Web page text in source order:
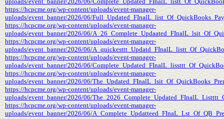
https://hcpcme.org/wp-content/uploads/event-manager-
uploads/event_banner/2026/06/
https://hcpcme.org/wp-content/uploads/event-manager-
uploads/event_banner/2026/06/
https://hcpcme.org/wp-content/uploads/event-manager-
uploads/event_banner/2026/06/
https://hcpcme.org/wp-content/uploads/event-manager-
uploads/event_banner/2026/06/
https://hcpcme.org/wp-content/uploads/event-manager-
uploads/event_banner/2026/06/
https://hcpcme.org/wp-content/uploads/event-manager-
uploads/event_banner/2026/06/
https://hcpcme.org/wp-content/uploads/event-manager-
uploads/event_banner/2026/06/